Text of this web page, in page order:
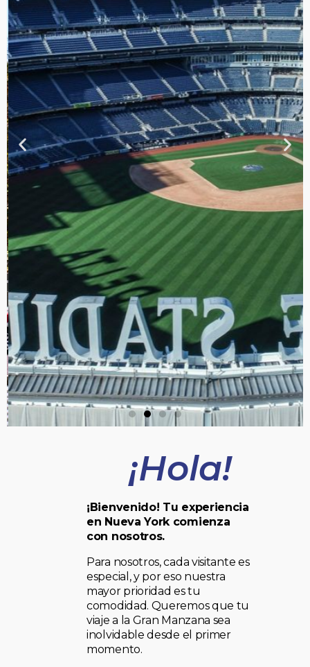
TOUR DE
CONTRASTES
¡Hola!
¡Bienvenido! Tu experiencia
en Nueva York comienza
con nosotros.
Para nosotros, cada visitante es
especial, y por eso nuestra
mayor prioridad es tu
comodidad. Queremos que tu
viaje a la Gran Manzana sea
inolvidable desde el primer
momento.